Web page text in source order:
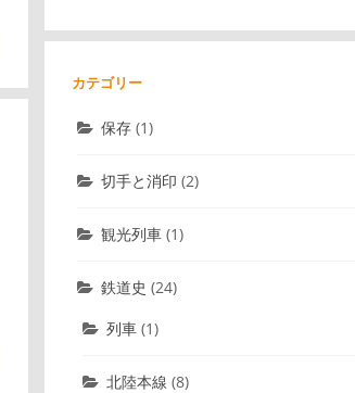
カテゴリー
保存 (1)
切手と消印 (2)
観光列車 (1)
鉄道史 (24)
列車 (1)
北陸本線 (8)